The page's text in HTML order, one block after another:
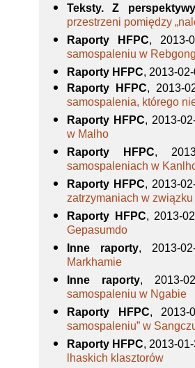
Teksty. Z
przestrzeni pomiędzy
Raporty HFPC, 2013-
samospaleniu w
Raporty HFPC, 2013-
Raporty HFPC, 2013-
samospalenia, którego
Raporty HFPC, 2013-
w Malho
Raporty HFPC,
samospaleniach w
Raporty HFPC, 2013-
zatrzymaniach w
Raporty HFPC, 2013-
Gepasumdo
Inne raporty, 2013-
Markhamie
Inne raporty, 2013-
samospaleniu w Ngabie
Raporty HFPC, 2013-
samospaleniu” w
Raporty HFPC, 2013-
lhaskich klasztorów